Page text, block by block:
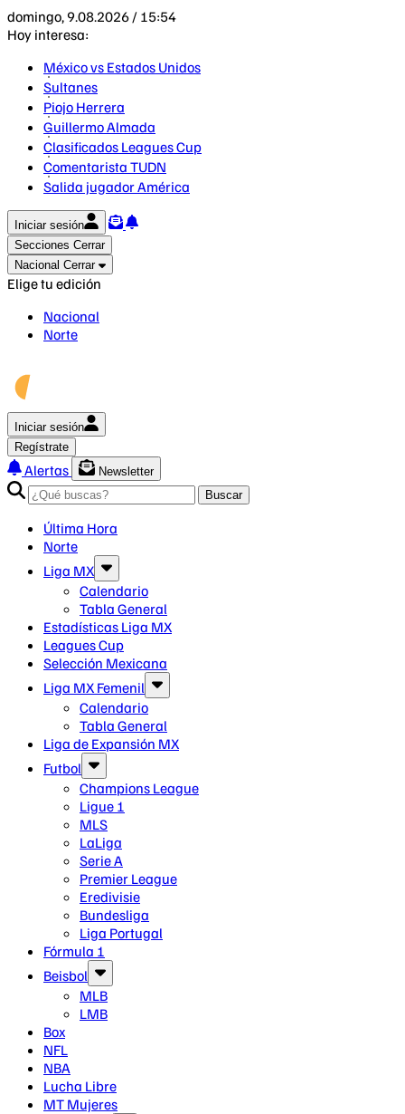
domingo, 9.08.2026 / 15:54
Hoy interesa:
México vs Estados Unidos
Sultanes
Piojo Herrera
Guillermo Almada
Clasificados Leagues Cup
Comentarista TUDN
Salida jugador América
Iniciar sesión
Secciones Cerrar
Nacional Cerrar
Elige tu edición
Nacional
Norte
Iniciar sesión
Regístrate
Alertas
Newsletter
Buscar
Última Hora
Norte
Liga MX
Calendario
Tabla General
Estadísticas Liga MX
Leagues Cup
Selección Mexicana
Liga MX Femenil
Calendario
Tabla General
Liga de Expansión MX
Futbol
Champions League
Ligue 1
MLS
LaLiga
Serie A
Premier League
Eredivisie
Bundesliga
Liga Portugal
Fórmula 1
Beisbol
MLB
LMB
Box
NFL
NBA
Lucha Libre
MT Mujeres